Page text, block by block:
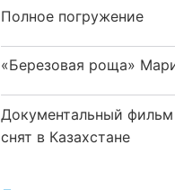
Полное погружение
«Березовая роща»
Документальный фильм
снят в Казахстане